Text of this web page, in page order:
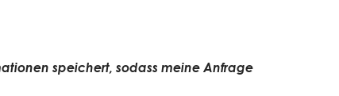
speichert, sodass meine Anfrage